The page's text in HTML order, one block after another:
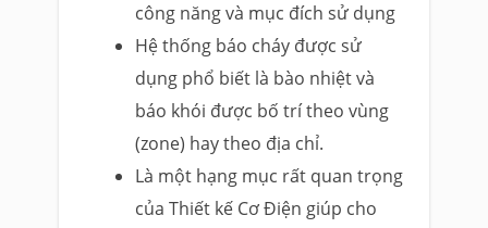
công năng và mục đích sử dụng
Hệ thống báo cháy được sử
dụng phổ biết là bào nhiệt và
báo khói được bố trí theo vùng
(zone) hay theo địa chỉ.
Là một hạng mục rất quan trọng
của Thiết kế Cơ Điện giúp cho